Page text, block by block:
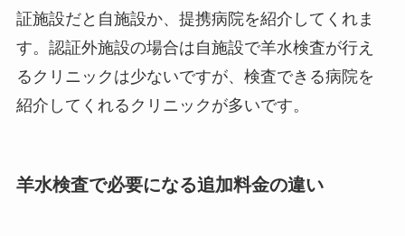
証施設だと自施設か、提携病院を紹介してくれま
す。認証外施設の場合は自施設で羊水検査が行え
るクリニックは少ないですが、検査できる病院を
紹介してくれるクリニックが多いです。
羊水検査で必要になる追加料金の違い